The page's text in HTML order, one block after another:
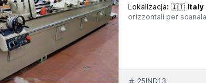
Lokalizacja: 🇮🇹 Italy
orizzontali per
25IND13